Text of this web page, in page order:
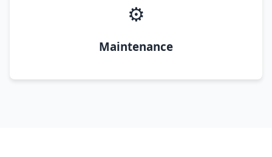
⚙️
Maintenance